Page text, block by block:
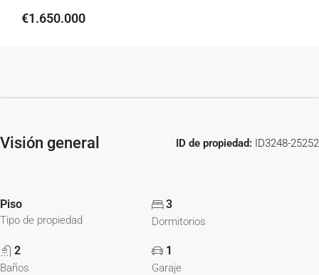
€1.650.000
Visión general ID de propiedad: ID3248-25252
Piso
Tipo de propiedad
3
Dormitorios
2
Baños
1
Garaje